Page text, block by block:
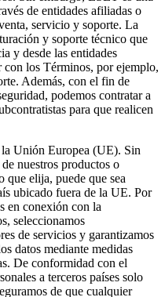
de entidades afiliadas o
servicio y soporte. La
y soporte técnico que
y desde las entidades
los Términos, por ejemplo,
Además, con el fin de
podemos contratar a
para que realicen
la Unión Europea (UE). Sin
nuestros productos o
elija, puede que sea
ubicado fuera de la UE. Por
en conexión con la
seleccionamos
de servicios y garantizamos
datos mediante medidas
De conformidad con el
a terceros países solo
de que cualquier